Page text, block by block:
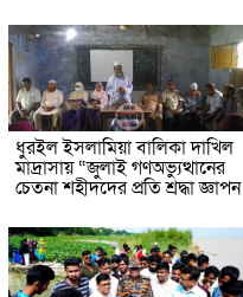
ধুরইল ইসলামিয়া বালিকা দাখিল
মাদ্রাসায় “জুলাই গণঅভ্যুত্থানের
চেতনা শহীদদের প্রতি শ্রদ্ধা জ্ঞাপন